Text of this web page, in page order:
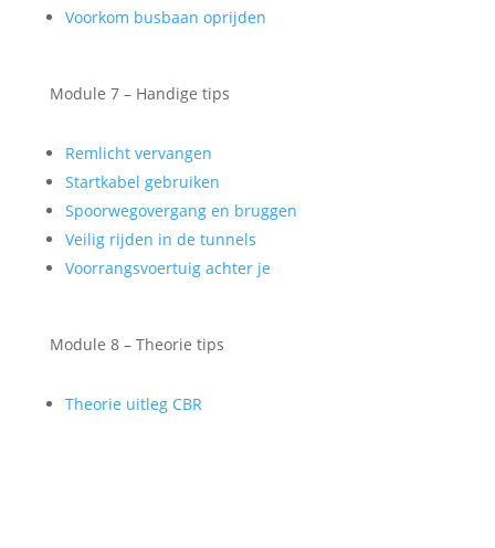
Voorkom busbaan oprijden
Module 7 – Handige tips
Remlicht vervangen
Startkabel gebruiken
Spoorwegovergang en bruggen
Veilig rijden in de tunnels
Voorrangsvoertuig achter je
Module 8 – Theorie tips
Theorie uitleg CBR